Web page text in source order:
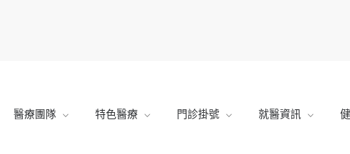
醫療團隊 特色醫療 門診掛號 就醫資訊